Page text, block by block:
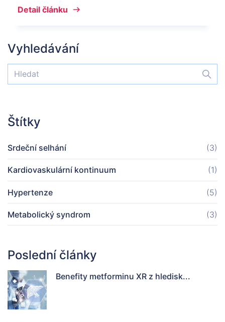
Detail článku
Vyhledávání
Štítky
Srdeční selhání (3)
Kardiovaskulární kontinuum (1)
Hypertenze (5)
Metabolický syndrom (3)
Poslední články
Benefity metforminu XR z hledisk...